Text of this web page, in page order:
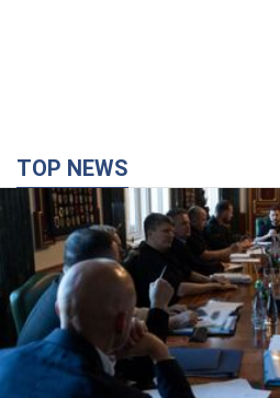
Зеленський зібрав нараду
української балістики та антибалістичної
програми FREYJA: які
У Києві розраховують на успішне
годину тому 15,3 т.